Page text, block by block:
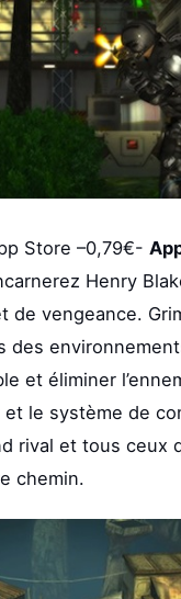
Store –0,79€-
Henry
de vengeance.
des
et éliminer
le système de
rival et tous ceux
chemin.